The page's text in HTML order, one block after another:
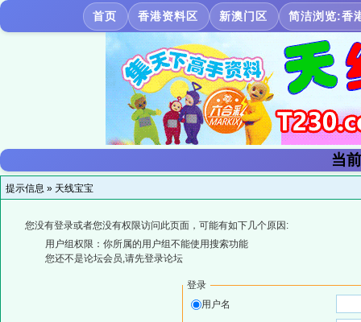
首页 香港资料区 新澳门区 简洁浏览:香
当
提示信息 » 天线宝宝
您没有登录或者您没有权限访问此页面，可能有如下几个原因:
用户组权限：你所属的用户组不能使用搜索功能
您还不是论坛会员,请先登录论坛
登录
用户名